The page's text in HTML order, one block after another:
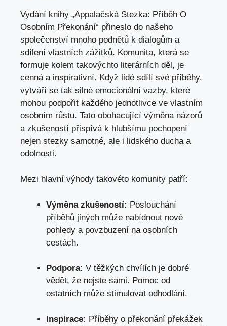
Vydání knihy „Appalačská Stezka: Příběh O
Osobním Překonání“ přineslo do našeho
společenství mnoho podnětů k dialogům a
sdílení vlastních zážitků. Komunita, která se
formuje kolem takovýchto literárních děl, je
cenná a inspirativní. Když lidé sdílí své příběhy,
vytváří se tak silné emocionální vazby, které
mohou podpořit každého jednotlivce ve vlastním
osobním růstu. Tato obohacující výměna názorů
a zkušeností přispívá k hlubšímu pochopení
nejen stezky samotné, ale i lidského ducha a
odolnosti.
Mezi hlavní výhody takovéto komunity patří:
Výměna zkušeností: Poslouchání
příběhů jiných může nabídnout nové
pohledy a povzbuzení na osobních
cestách.
Podpora: V těžkých chvílích je dobré
vědět, že nejste sami. Pomoc od
ostatních může stimulovat odhodlání.
Inspirace: Příběhy o překonání překážek